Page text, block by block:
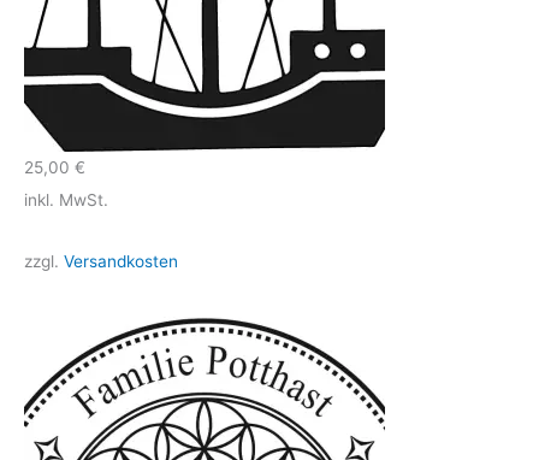
25,00 €
inkl. MwSt.
zzgl. Versandkosten